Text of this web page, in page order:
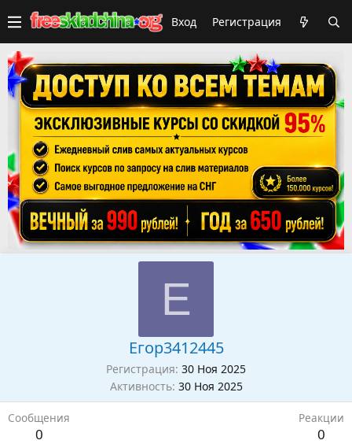
Вход Регистрация
Е
Егор3412445
Регистрация 30 Ноя 2025
Активность 30 Ноя 2025
Сообщения
0
Реакции
0